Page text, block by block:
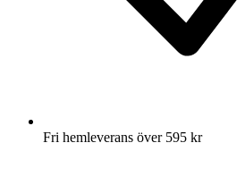
Fri hemleverans över 595 kr